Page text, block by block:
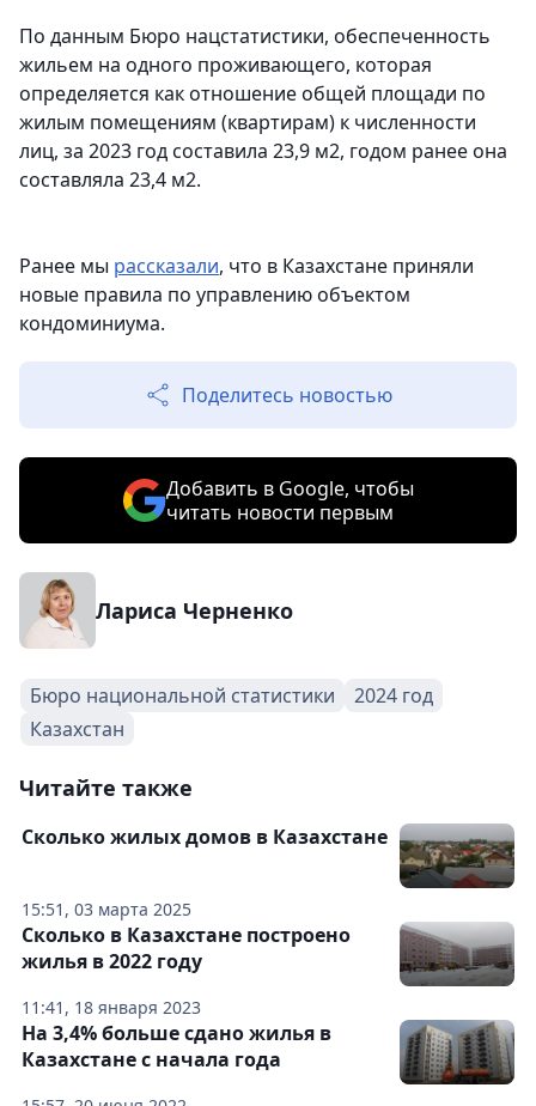
По данным Бюро нацстатистики, обеспеченность
жильем на одного проживающего, которая
определяется как отношение общей площади по
жилым помещениям (квартирам) к численности
лиц, за 2023 год составила 23,9 м2, годом ранее она
составляла 23,4 м2.
Ранее мы рассказали, что в Казахстане приняли
новые правила по управлению объектом
кондоминиума.
Поделитесь новостью
Добавить в Google, чтобы
читать новости первым
Лариса Черненко
Бюро национальной статистики
2024 год
Казахстан
Читайте также
15:51, 03 марта 2025
Сколько жилых домов в Казахстане
11:41, 18 января 2023
Сколько в Казахстане построено
жилья в 2022 году
На 3,4% больше сдано жилья в
Казахстане с начала года